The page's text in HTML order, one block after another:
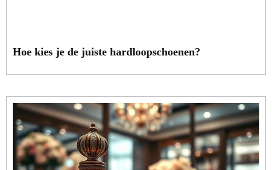
Hoe kies je de juiste hardloopschoenen?